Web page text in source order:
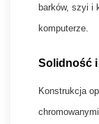
barków, szyi i
komputerze.
Solidność i
Konstrukcja